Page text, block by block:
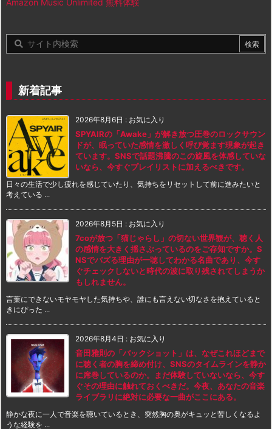
新着記事
2026年8月6日 : お気に入り
SPYAIRの「Awake」が解き放つ圧巻のロックサウン
ドが、眠っていた感情を激しく呼び覚ます現象が起き
ています。SNSで話題沸騰のこの旋風を体感していな
いなら、今すぐプレイリストに加えるべきです。
日々の生活で少し疲れを感じていたり、気持ちをリセットして前に進みたいと
考えている ...
2026年8月5日 : お気に入り
7coが放つ「猫じゃらし」の切ない世界観が、聴く人
の感情を大きく揺さぶっているのをご存知ですか。S
NSでバズる理由が一聴してわかる名曲であり、今す
ぐチェックしないと時代の波に取り残されてしまうか
もしれません。
言葉にできないモヤモヤした気持ちや、誰にも言えない切なさを抱えていると
きにぴった ...
2026年8月4日 : お気に入り
音田雅則の「バックショット」は、なぜこれほどまで
に聴く者の胸を締め付け、SNSのタイムラインを静か
に席巻しているのか。まだ体験していないなら、今す
ぐその理由に触れておくべきだ。今夜、あなたの音楽
ライブラリに絶対に必要な一曲がここにある。
静かな夜に一人で音楽を聴いているとき、突然胸の奥がキュッと苦しくなるよ
うな経験を ...